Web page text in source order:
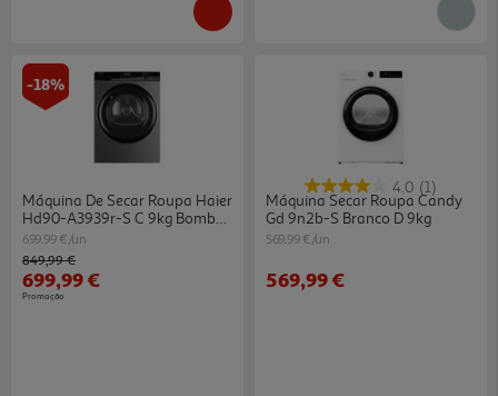
-18%
Máquina De Secar Roupa Haier
Hd90-A3939r-S C 9kg Bomba
De Calor
699.99 €/un
Price reduced from
849,99 €to
699,99 €
Promoção
4.0 (1)
Máquina Secar Roupa Candy
Gd 9n2b-S Branco D 9kg
569.99 €/un
569,99 €